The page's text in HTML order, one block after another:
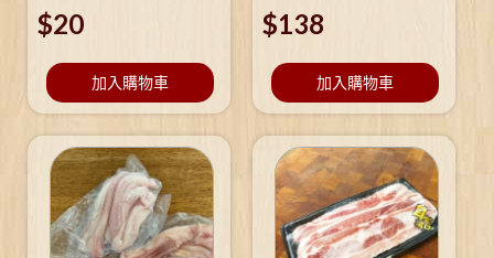
$20
加入購物車
$138
加入購物車